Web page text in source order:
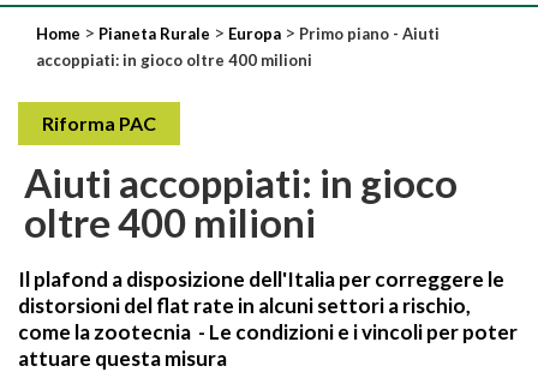
Home > Pianeta Rurale > Europa > Primo piano - Aiuti
accoppiati: in gioco oltre 400 milioni
Riforma PAC
Aiuti accoppiati: in gioco
oltre 400 milioni
Il plafond a disposizione dell'Italia per correggere le
distorsioni del flat rate in alcuni settori a rischio,
come la zootecnia - Le condizioni e i vincoli per poter
attuare questa misura